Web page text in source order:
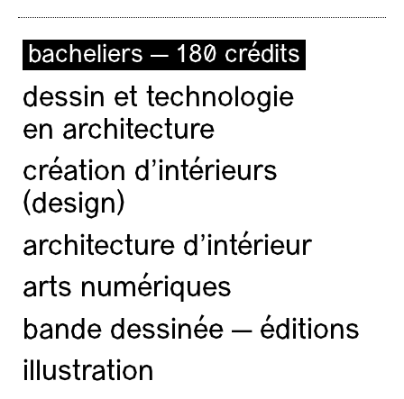
bacheliers — 180 crédits
dessin et technologie
en architecture
création d'intérieurs
(design)
architecture d’intérieur
arts numériques
bande dessinée — éditions
illustration